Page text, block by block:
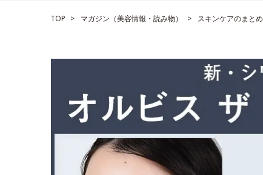
TOP マガジン（美容情報・読み物） スキンケアのまとめ